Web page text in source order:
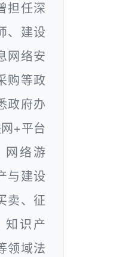
担任深
、建设
网络安
购等政
政府办
+平台
网络游
与建设
卖、征
知识产
领域法